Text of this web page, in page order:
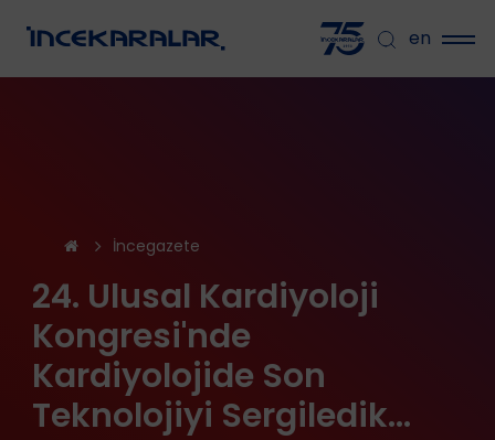
en
İncegazete
24. Ulusal Kardiyoloji
Kongresi'nde
Kardiyolojide Son
Teknolojiyi Sergiledik...